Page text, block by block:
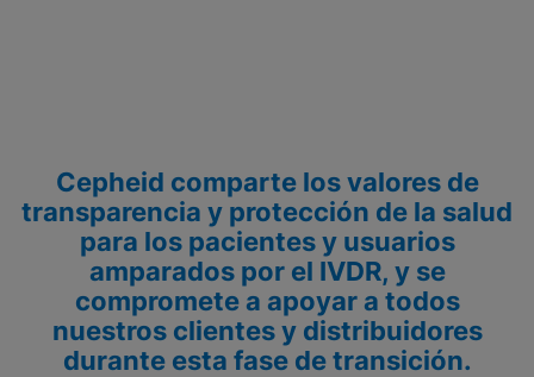
Cepheid comparte los valores de
transparencia y protección de la salud
para los pacientes y usuarios
amparados por el IVDR, y se
compromete a apoyar a todos
nuestros clientes y distribuidores
durante esta fase de transición.